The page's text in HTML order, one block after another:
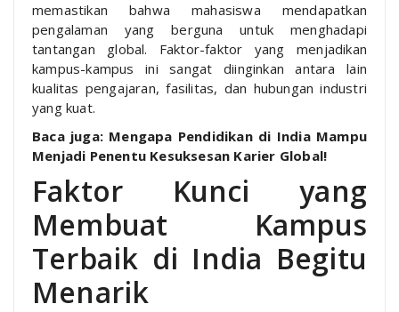
memastikan bahwa mahasiswa mendapatkan
pengalaman yang berguna untuk menghadapi
tantangan global. Faktor-faktor yang menjadikan
kampus-kampus ini sangat diinginkan antara lain
kualitas pengajaran, fasilitas, dan hubungan industri
yang kuat.
Baca juga: Mengapa Pendidikan di India Mampu
Menjadi Penentu Kesuksesan Karier Global!
Faktor Kunci yang
Membuat Kampus
Terbaik di India Begitu
Menarik